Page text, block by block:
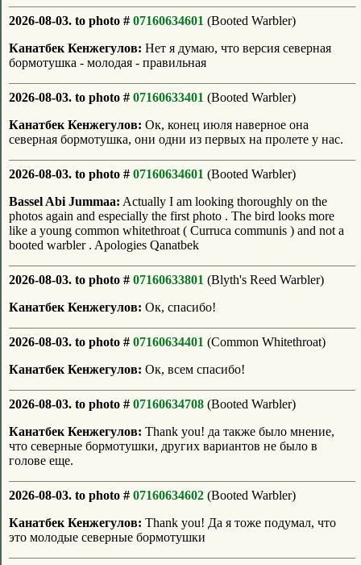
2026-08-03. to photo # 07160634601 (Booted Warbler)
Канатбек Кенжегулов: Нет я думаю, что версия северная
бормотушка - молодая - правильная
2026-08-03. to photo # 07160633401 (Booted Warbler)
Канатбек Кенжегулов: Ок, конец июля наверное она
северная бормотушка, они одни из первых на пролете у нас.
2026-08-03. to photo # 07160634601 (Booted Warbler)
Bassel Abi Jummaa: Actually I am looking thoroughly on the
photos again and especially the first photo . The bird looks more
like a young common whitethroat ( Curruca communis ) and not a
booted warbler . Apologies Qanatbek
2026-08-03. to photo # 07160633801 (Blyth's Reed Warbler)
Канатбек Кенжегулов: Ок, спасибо!
2026-08-03. to photo # 07160634401 (Common Whitethroat)
Канатбек Кенжегулов: Ок, всем спасибо!
2026-08-03. to photo # 07160634708 (Booted Warbler)
Канатбек Кенжегулов: Thank you! да также было мнение,
что северные бормотушки, других вариантов не было в
голове еще.
2026-08-03. to photo # 07160634602 (Booted Warbler)
Канатбек Кенжегулов: Thank you! Да я тоже подумал, что
это молодые северные бормотушки